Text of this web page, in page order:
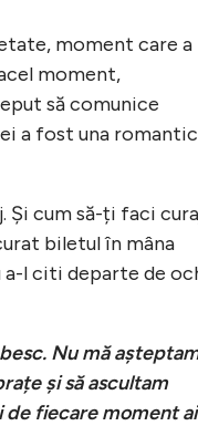
moment care a
moment,
să comunice
a fost una
Și cum să-ți faci
biletul în mâna
a-l citi departe de
Nu mă
și să ascultam
de fiecare moment